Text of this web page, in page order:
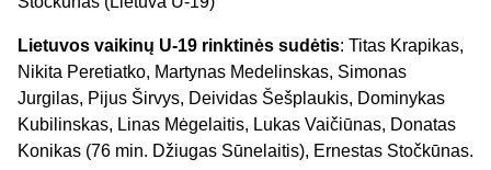
Lietuvos vaikinų U-19 rinktinės sudėtis: Titas Krapikas,
Nikita Peretiatko, Martynas Medelinskas, Simonas
Jurgilas, Pijus Širvys, Deividas Šešplaukis, Dominykas
Kubilinskas, Linas Mėgelaitis, Lukas Vaičiūnas, Donatas
Konikas (76 min. Džiugas Sūnelaitis), Ernestas Stočkūnas.